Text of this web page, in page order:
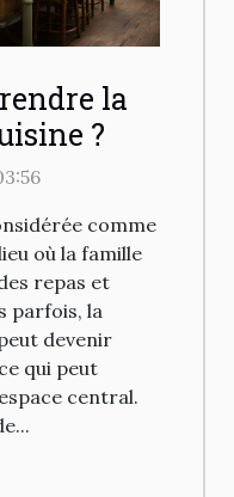
la
?
comme
où la famille
repas et
parfois, la
devenir
qui peut
central.